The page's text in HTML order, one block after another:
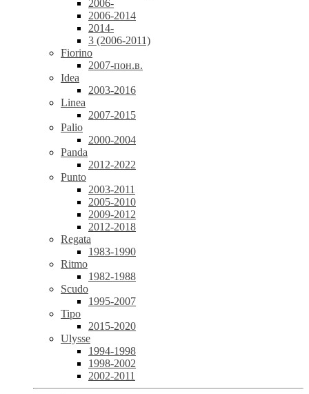
2006-
2006-2014
2014-
3 (2006-2011)
Fiorino
2007-пон.в.
Idea
2003-2016
Linea
2007-2015
Palio
2000-2004
Panda
2012-2022
Punto
2003-2011
2005-2010
2009-2012
2012-2018
Regata
1983-1990
Ritmo
1982-1988
Scudo
1995-2007
Tipo
2015-2020
Ulysse
1994-1998
1998-2002
2002-2011